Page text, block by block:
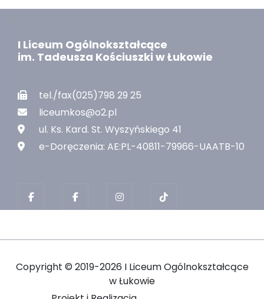
I Liceum Ogólnokształcące
im. Tadeusza Kościuszki w Łukowie
tel./fax(025)798 29 25
liceumkos@o2.pl
ul. Ks. Kard. St. Wyszyńskiego 41
e-Doręczenia: AE:PL-40811-79966-UAATB-10
Copyright © 2019-2026 I Liceum Ogólnokształcące
w Łukowie